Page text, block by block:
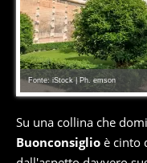
Fonte: iStock | Ph. emson
Su una collina che
Buonconsiglio è cinto